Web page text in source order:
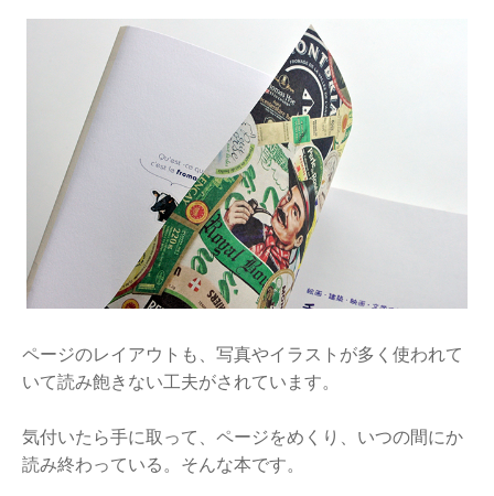
ページのレイアウトも、写真やイラストが多く使われて
いて読み飽きない工夫がされています。
気付いたら手に取って、ページをめくり、いつの間にか
読み終わっている。そんな本です。